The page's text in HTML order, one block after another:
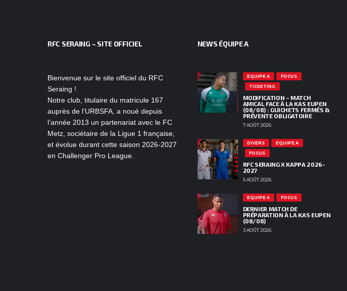
RFC SERAING – SITE OFFICIEL
Bienvenue sur le site officiel du RFC
Seraing !
Notre club, titulaire du matricule 167
auprès de l’URBSFA, a noué depuis
l’année 2013 un partenariat avec le FC
Metz, sociétaire de la Ligue 1 française,
et évolue durant cette saison 2026-2027
en Challenger Pro League.
NEWS ÉQUIPE A
EQUIPE A
FOCUS
TICKETING
MODIFICATION – MATCH
AMICAL FACE À LA KAS EUPEN
(08/08) : GUICHETS FERMÉS &
PRÉVENTE OBLIGATOIRE
7 AOÛT 2026
DIVERS
EQUIPE A
FOCUS
RFC SERAING X KAPPA 2026-
2027
5 AOÛT 2026
EQUIPE A FOCUS
DERNIER MATCH DE
PRÉPARATION À LA KAS EUPEN
(08/08)
3 AOÛT 2026